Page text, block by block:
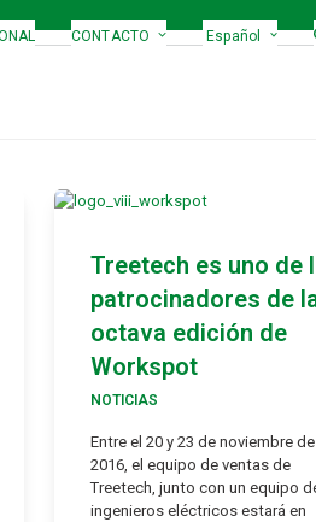
CONTACTO Español
Treetech es uno de
patrocinadores de
octava edición de
Workspot
NOTICIAS
Entre el 20 y 23 de noviembre de
2016, el equipo de ventas de
Treetech, junto con un equipo
ingenieros eléctricos estará en